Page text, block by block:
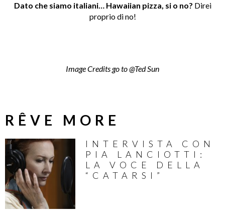
Dato che siamo italiani… Hawaiian pizza, si o no? Direi
proprio di no!
Image Credits go to @Ted Sun
RÊVE MORE
INTERVISTA CON
PIA LANCIOTTI:
LA VOCE DELLA
“CATARSI”